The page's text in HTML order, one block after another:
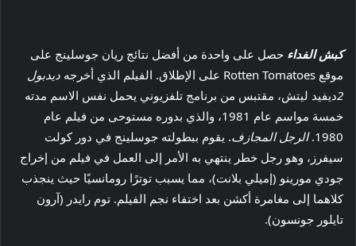
كبش الفداء حصل على واحدة من أفضل نتائج ريان جوسلينج على
موقع Rotten Tomatoes على الإطلاق. الفيلم الذي أخرجه
ديدبول
2ديفيد ليتش، مقتبس من برنامج تلفزيوني يحمل نفس الاسم مدته
خمسة مواسم عام 1981، والذي بدوره مستوحى من فيلم عام
1980. الرجل المجازف. يقوم ببطولته جوسلينج في دور كولت
سيفرز، وهو رجل خطر ينتهي به الأمر إلى العمل في فيلم من إخراج
جودي مورينو (إميلي بلانت)، مما يسبب توترًا رومانسيًا حيث ينجذب
كلاهما إلى مغامرة أكشن بعد اختفاء نجم الفيلم. توم رايدر (آرون
تايلور جونسون).